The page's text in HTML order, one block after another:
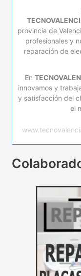
provincia de
profesionales y
reparación de
En
innovamos y
y satisfacción del
el